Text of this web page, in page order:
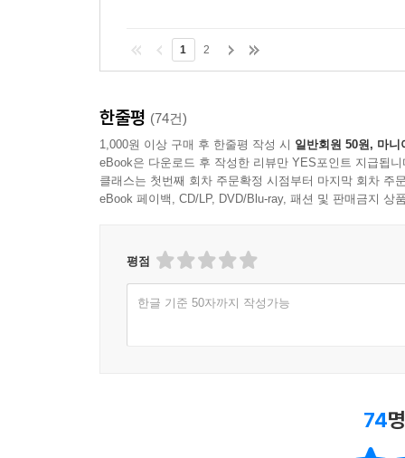
1 2
한줄평 (74건)
1,000원 이상 구매 후 한줄평 작성 시 일반회원 50원, 마니
eBook은 다운로드 후 작성한 리뷰만 YES포인트 지급됩니
클래스는 첫번째 회차 주문확정 시점부터 마지막 회차 주
eBook 페이백, CD/LP, DVD/Blu-ray, 패션 및 판매금지 상
평점
한글 기준 50자까지 작성가능
74